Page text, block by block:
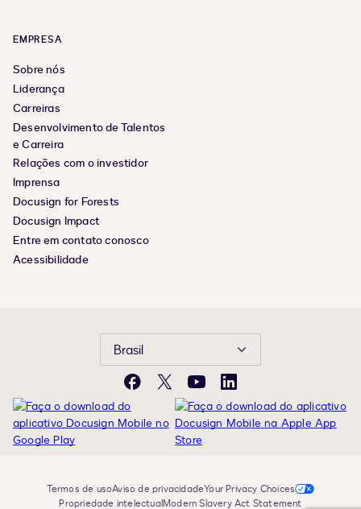
EMPRESA
Sobre nós
Liderança
Carreiras
Desenvolvimento de Talentos
e Carreira
Relações com o investidor
Imprensa
Docusign for Forests
Docusign Impact
Entre em contato conosco
Acessibilidade
Brasil
Facebook
X YouTubeLinkedIn
Termos de usoAviso de privacidadeYour Privacy Choices
Propriedade intelectualModern Slavery Act Statement